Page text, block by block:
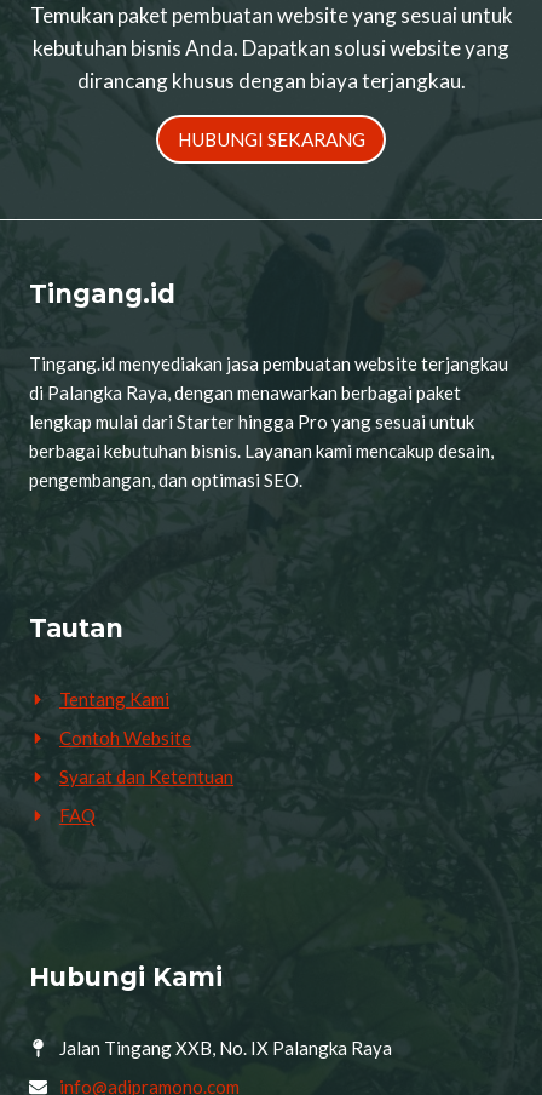
Temukan paket pembuatan website yang sesuai untuk
kebutuhan bisnis Anda. Dapatkan solusi website yang
dirancang khusus dengan biaya terjangkau.
HUBUNGI SEKARANG
Tingang.id
Tingang.id menyediakan jasa pembuatan website terjangkau
di Palangka Raya, dengan menawarkan berbagai paket
lengkap mulai dari Starter hingga Pro yang sesuai untuk
berbagai kebutuhan bisnis. Layanan kami mencakup desain,
pengembangan, dan optimasi SEO.
Tautan
Tentang Kami
Contoh Website
Syarat dan Ketentuan
FAQ
Hubungi Kami
Jalan Tingang XXB, No. IX Palangka Raya
info@adipramono.com